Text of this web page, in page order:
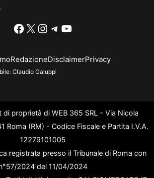
Facebook
X Instagram
Telegram
YouTube
RedazioneDisclaimerPrivacy
Claudio Galuppi
di proprietà di WEB 365 SRL - Via Nicola
Roma (RM) - Codice Fiscale e Partita I.V.A.
12279101005
registrata presso il Tribunale di Roma con
2024 del 11/04/2024